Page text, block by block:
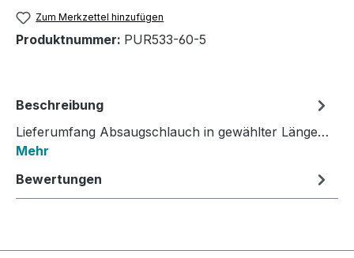
Zum Merkzettel hinzufügen
Produktnummer: PUR533-60-5
Beschreibung
Lieferumfang Absaugschlauch in gewählter Länge…
Mehr
Bewertungen